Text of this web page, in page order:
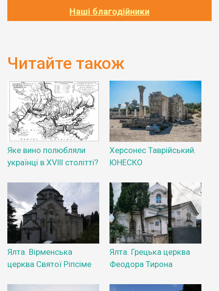
Наші благодійники
Читайте також
Яке вино полюбляли
українці в XVIII столітті?
Херсонес Таврійський.
ЮНЕСКО
Ялта. Вірменська
церква Святої Ріпсіме
Ялта. Грецька церква
Феодора Тирона